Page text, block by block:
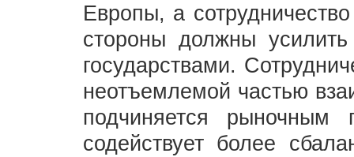
Европы, а
стороны должны
государствами.
неотъемлемой частью
подчиняется
содействует более